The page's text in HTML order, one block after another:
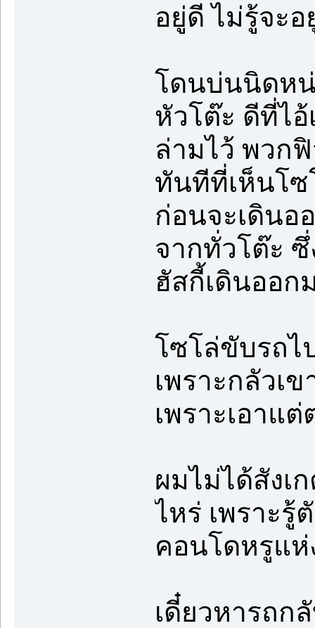
อยู่ดี ไม่รู้จะ
โดนบ่นนิดหน่
หัวโต๊ะ ดีที่ไ
ล่ามไว้ พวก
ทันทีที่เห็นโซ
ก่อนจะเดินอ
จากทั่วโต๊ะ
ฮัสกี้เดินออก
โซโล่ขับรถไ
เพราะกลัวเ
เพราะเอาแ
ผมไม่ได้สังเ
ไหร่ เพราะ
คอนโดหรูแ
เดี๋ยวหารถก